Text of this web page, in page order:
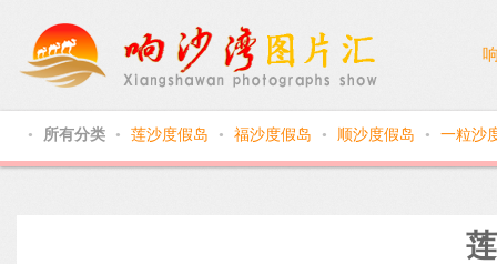
● 所有分类 ● 莲沙度假岛 ● 福沙度假岛 ● 顺沙度假岛 ● 一粒沙